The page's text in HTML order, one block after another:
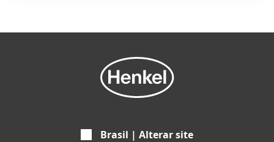
Brasil | Alterar site